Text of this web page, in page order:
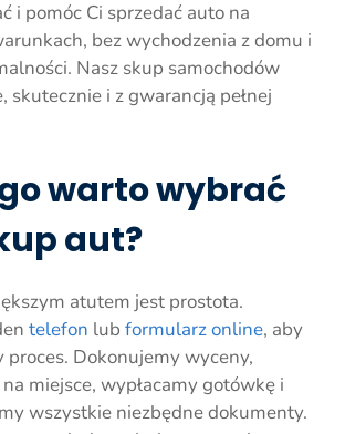
i pomóc Ci sprzedać auto na
bez wychodzenia z domu i
Nasz skup samochodów
skutecznie i z gwarancją pełnej
warto wybrać
aut?
atutem jest prostota.
telefon lub formularz online, aby
proces. Dokonujemy wyceny,
miejsce, wypłacamy gotówkę i
wszystkie niezbędne dokumenty.